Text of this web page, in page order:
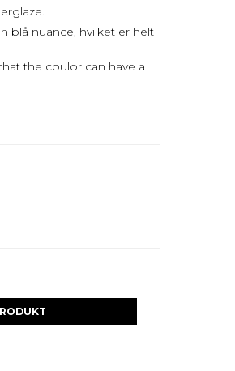
blå nuance, hvilket er helt
the coulor can have a